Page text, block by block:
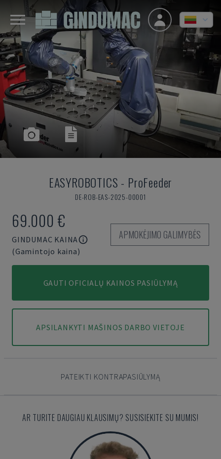
EASYROBOTICS - ProFeeder
DE-ROB-EAS-2025-00001
69.000 €
GINDUMAC KAINA
(Gamintojo kaina)
APMOKĖJIMO GALIMYBĖS
GAUTI OFICIALŲ KAINOS PASIŪLYMĄ
APSILANKYTI MAŠINOS DARBO VIETOJE
PATEIKTI KONTRAPASIŪLYMĄ
AR TURITE DAUGIAU KLAUSIMŲ? SUSISIEKITE SU MUMIS!